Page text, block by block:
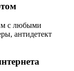
с любыми
антидетект